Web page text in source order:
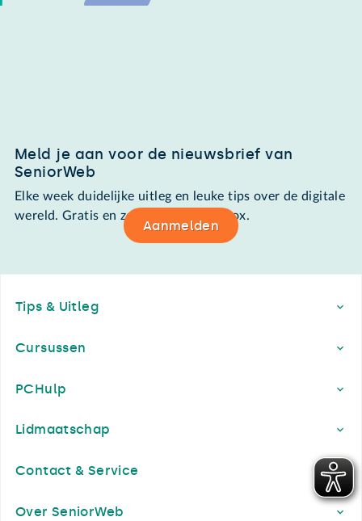
Meld je aan voor de nieuwsbrief van
SeniorWeb
Elke week duidelijke uitleg en leuke tips over de digitale
wereld. Gratis en zomaar in de mailbox.
Aanmelden
Tips & Uitleg
Cursussen
PCHulp
Lidmaatschap
Contact & Service
Over SeniorWeb